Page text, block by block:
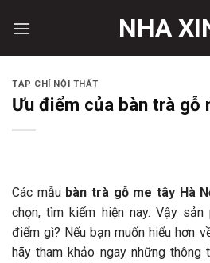
NHA
TẠP CHÍ NỘI THẤT
Ưu điểm của bàn trà gỗ
Các mẫu bàn trà gỗ me tây Hà
chọn, tìm kiếm hiện nay. Vậy
điểm gì? Nếu bạn muốn hiểu hơn
hãy tham khảo ngay những thông